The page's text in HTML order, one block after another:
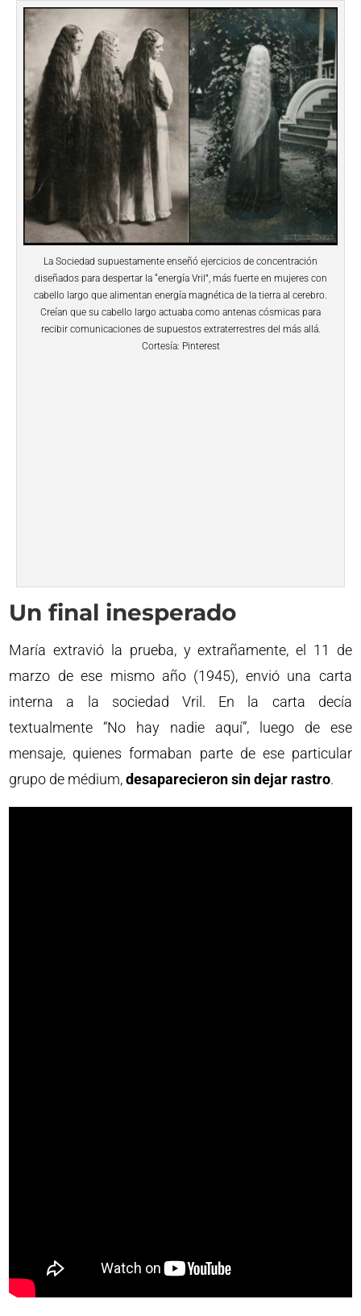
La Sociedad supuestamente enseñó ejercicios de concentración
diseñados para despertar la “energía Vril”, más fuerte en mujeres con
cabello largo que alimentan energía magnética de la tierra al cerebro.
Creían que su cabello largo actuaba como antenas cósmicas para
recibir comunicaciones de supuestos extraterrestres del más allá.
Cortesía: Pinterest
Un final inesperado
María extravió la prueba, y extrañamente, el 11 de
marzo de ese mismo año (1945), envió una carta
interna a la sociedad Vril. En la carta decía
textualmente “No hay nadie aquí”, luego de ese
mensaje, quienes formaban parte de ese particular
grupo de médium,desaparecieron sin dejar rastro.